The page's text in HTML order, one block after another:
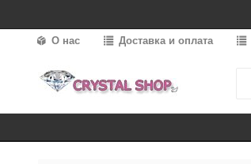
О нас Доставка и оплата